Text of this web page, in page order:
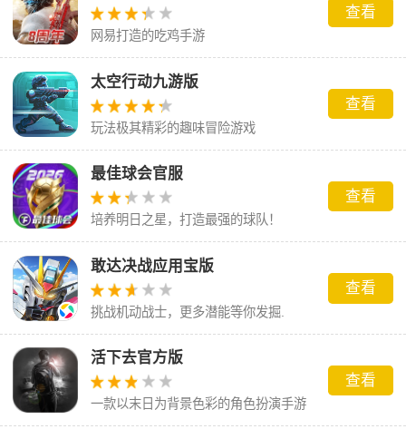
网易打造的吃鸡手游
查看
太空行动九游版
玩法极其精彩的趣味冒险游戏
查看
最佳球会官服
培养明日之星，打造最强的球队！
查看
敢达决战应用宝版
挑战机动战士，更多潜能等你发掘.
查看
活下去官方版
一款以末日为背景色彩的角色扮演手游
查看